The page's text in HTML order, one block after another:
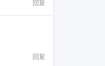
回复
回复